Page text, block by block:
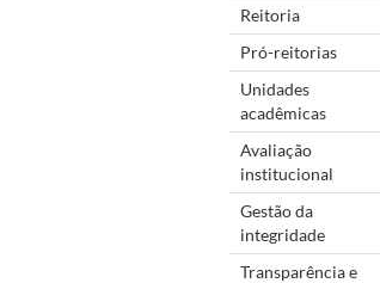
Reitoria
Pró-reitorias
Unidades
acadêmicas
Avaliação
institucional
Gestão da
integridade
Transparência e